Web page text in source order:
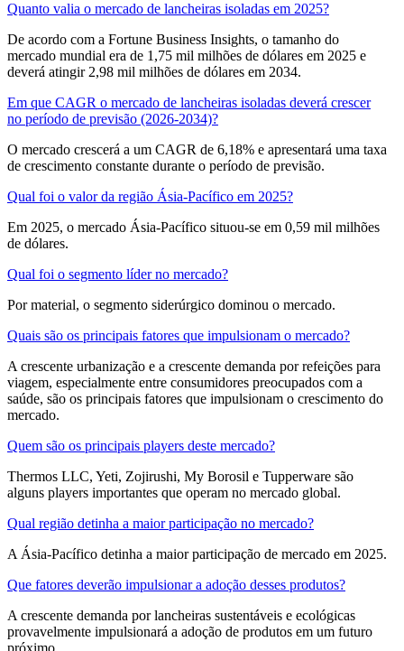
Quanto valia o mercado de lancheiras isoladas em 2025?
De acordo com a Fortune Business Insights, o tamanho do
mercado mundial era de 1,75 mil milhões de dólares em 2025 e
deverá atingir 2,98 mil milhões de dólares em 2034.
Em que CAGR o mercado de lancheiras isoladas deverá crescer
no período de previsão (2026-2034)?
O mercado crescerá a um CAGR de 6,18% e apresentará uma taxa
de crescimento constante durante o período de previsão.
Qual foi o valor da região Ásia-Pacífico em 2025?
Em 2025, o mercado Ásia-Pacífico situou-se em 0,59 mil milhões
de dólares.
Qual foi o segmento líder no mercado?
Por material, o segmento siderúrgico dominou o mercado.
Quais são os principais fatores que impulsionam o mercado?
A crescente urbanização e a crescente demanda por refeições para
viagem, especialmente entre consumidores preocupados com a
saúde, são os principais fatores que impulsionam o crescimento do
mercado.
Quem são os principais players deste mercado?
Thermos LLC, Yeti, Zojirushi, My Borosil e Tupperware são
alguns players importantes que operam no mercado global.
Qual região detinha a maior participação no mercado?
A Ásia-Pacífico detinha a maior participação de mercado em 2025.
Que fatores deverão impulsionar a adoção desses produtos?
A crescente demanda por lancheiras sustentáveis ​​e ecológicas
provavelmente impulsionará a adoção de produtos em um futuro